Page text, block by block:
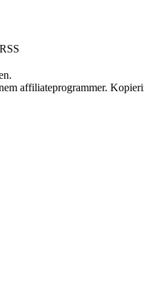
RSS
affiliateprogrammer.